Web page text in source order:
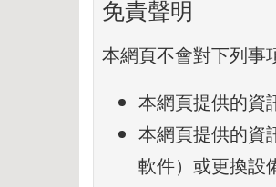
免責聲明
本網頁不會對下列事
本網頁提供的資
本網頁提供的資
軟件）或更換設